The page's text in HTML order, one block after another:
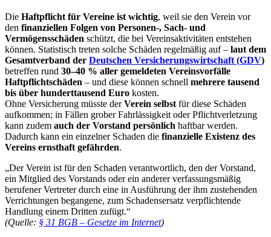
Die Haftpflicht für Vereine ist wichtig, weil sie den Verein vor
den finanziellen Folgen von Personen-, Sach- und
Vermögensschäden schützt, die bei Vereinsaktivitäten entstehen
können. Statistisch treten solche Schäden regelmäßig auf – laut dem
Gesamtverband der Deutschen Versicherungswirtschaft (GDV)
betreffen rund 30–40 % aller gemeldeten Vereinsvorfälle
Haftpflichtschäden – und diese können schnell mehrere tausend
bis über hunderttausend Euro kosten.
Ohne Versicherung müsste derVerein selbst für diese Schäden
aufkommen; in Fällen grober Fahrlässigkeit oder Pflichtverletzung
kann zudem auch der Vorstand persönlich haftbar werden.
Dadurch kann ein einzelner Schaden die finanzielle Existenz des
Vereins ernsthaft gefährden.
„Der Verein ist für den Schaden verantwortlich, den der Vorstand,
ein Mitglied des Vorstands oder ein anderer verfassungsmäßig
berufener Vertreter durch eine in Ausführung der ihm zustehenden
Verrichtungen begangene, zum Schadensersatz verpflichtende
Handlung einem Dritten zufügt.“
(Quelle: § 31 BGB – Gesetze im Internet)